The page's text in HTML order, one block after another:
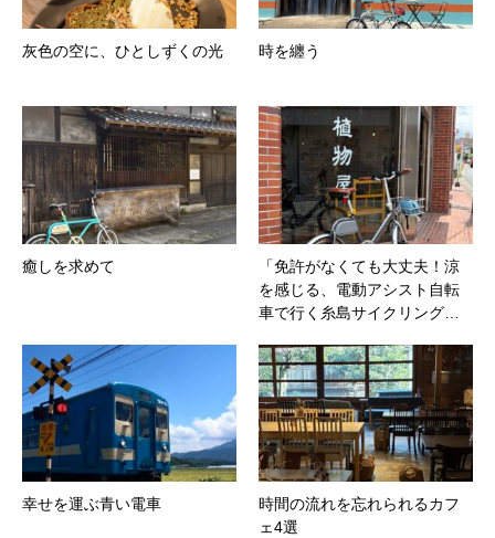
灰色の空に、ひとしずくの光 時を纏う
癒しを求めて
「免許がなくても大丈夫！涼
を感じる、電動アシスト自転
車で行く糸島サイクリング…
幸せを運ぶ青い電車
時間の流れを忘れられるカフ
ェ4選